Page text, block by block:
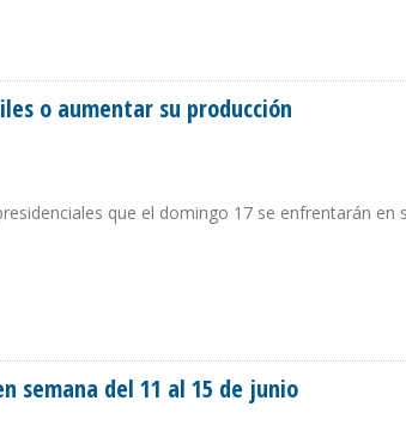
o aumentar su producción
que el domingo 17 se enfrentarán en
semana del 11 al 15 de junio